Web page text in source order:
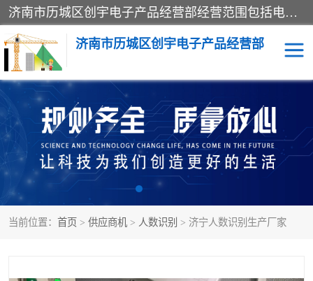
济南市历城区创宇电子产品经营部经营范围包括电子产品、起重机械配件、电气设备、仪器仪表、配电箱、监控设备的批发、零售；配电箱、仪器仪表（不含计量器）、工业自动化设备（不含特种设备、电力设备）的安装、维修。（依法须经批准的项目，经相关部门批准后方可开展经营活动）。
济南市历城区创宇电子产品经营部
当前位置： 首页 > 供应商机 > 人数识别 > 济宁人数识别生产厂家
标养式监测 吊钩可视化
钢丝绳监控 高支模
升降机 施工临电箱监测系统